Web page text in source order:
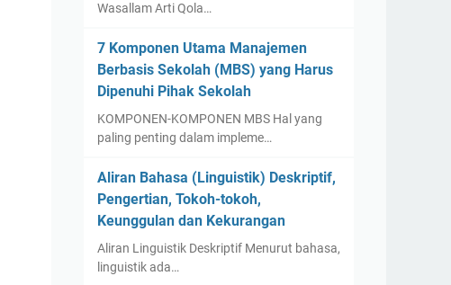
Wasallam Arti Qola…
7 Komponen Utama Manajemen
Berbasis Sekolah (MBS) yang Harus
Dipenuhi Pihak Sekolah
KOMPONEN-KOMPONEN MBS Hal yang
paling penting dalam impleme…
Aliran Bahasa (Linguistik) Deskriptif,
Pengertian, Tokoh-tokoh,
Keunggulan dan Kekurangan
Aliran Linguistik Deskriptif Menurut bahasa,
linguistik ada…